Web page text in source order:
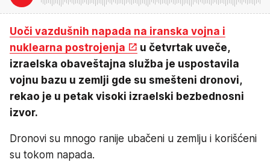
Uoči vazdušnih napada na iranska vojna i
nuklearna postrojenja
u četvrtak uveče,
izraelska obaveštajna služba je uspostavila
vojnu bazu u zemlji gde su smešteni dronovi,
rekao je u petak visoki izraelski bezbednosni
izvor.
Dronovi su mnogo ranije ubačeni u zemlju i korišćeni
su tokom napada.